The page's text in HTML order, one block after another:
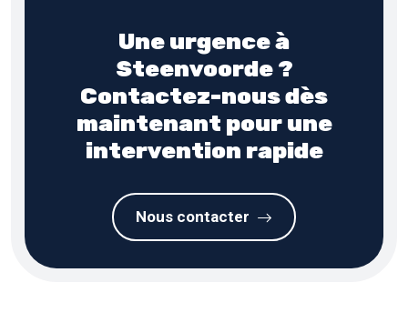
Une urgence à
Steenvoorde ?
Contactez-nous dès
maintenant pour une
intervention rapide
Nous contacter